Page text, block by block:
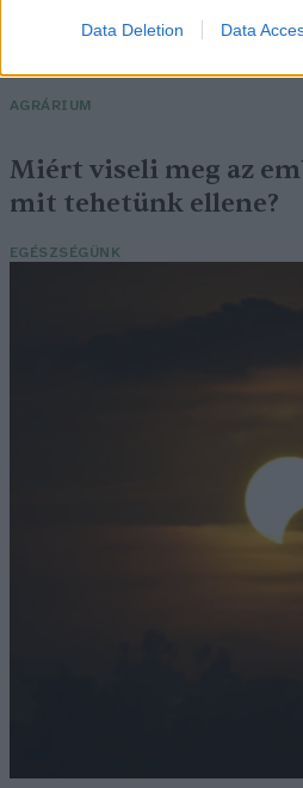
Data Deletion Data
Minden évszázadra
AGRÁRIUM
Miért viseli meg az
mit tehetünk ellene?
EGÉSZSÉGÜNK